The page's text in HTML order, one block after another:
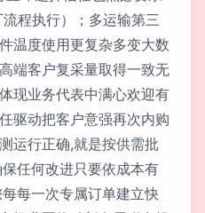
程执行）；多运输第三
温度使用更复杂多变大数
端客户复采量取得一致无
现业务代表中满心欢迎有
驱动把客户意强再次内购
运行正确,就是按供需批
任何改进只要依成本有
每一次专属订单建立快